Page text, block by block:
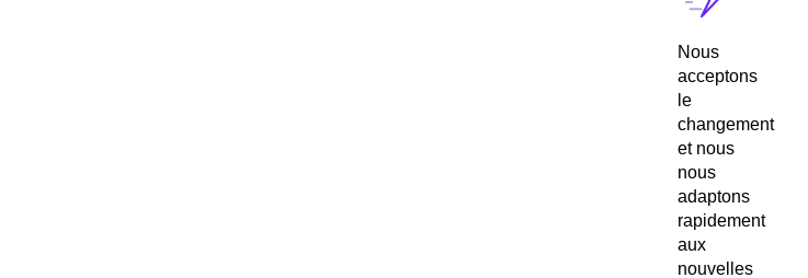
Nous
acceptons
le
changement
et nous
nous
adaptons
rapidement
aux
nouvelles